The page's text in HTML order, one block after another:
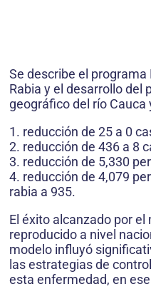
Se describe el
Rabia y el desarrollo del
geográfico del río
1. reducción de 25 a 0
2. reducción de 436 a 8
3. reducción de 5,330
4. reducción de 4,079
rabia a 935.
El éxito alcanzado por
reproducido a nivel
modelo influyó
las estrategias de
esta enfermedad, en